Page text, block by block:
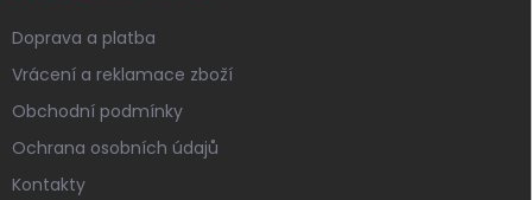
Doprava a platba
Vrácení a reklamace zboží
Obchodní podmínky
Ochrana osobních údajů
Kontakty